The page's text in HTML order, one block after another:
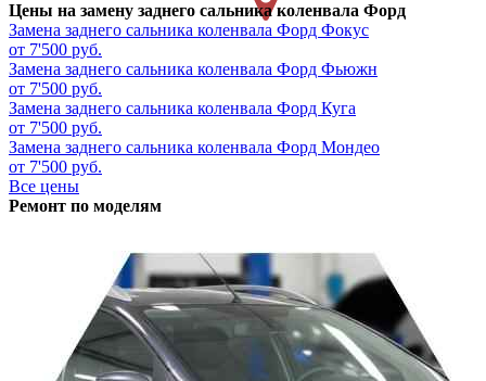
Цены на замену заднего сальника коленвала Форд
Замена заднего сальника коленвала Форд Фокус
от 7'500 руб.
Замена заднего сальника коленвала Форд Фьюжн
от 7'500 руб.
Замена заднего сальника коленвала Форд Куга
от 7'500 руб.
Замена заднего сальника коленвала Форд Мондео
от 7'500 руб.
Все цены
Ремонт по моделям